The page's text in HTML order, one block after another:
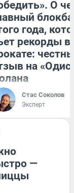
О
года,
рекорды в
на
Стас Соколов
Эксперт
—